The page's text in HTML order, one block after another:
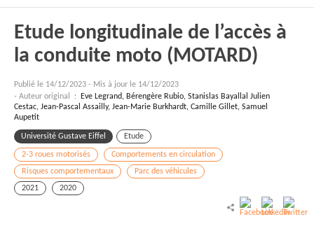
Etude longitudinale de l’accès à
la conduite moto (MOTARD)
Publié le 14/12/2023 - Mis à jour le 14/12/2023
- Auteur original :
Eve Legrand, Bérengère Rubio, Stanislas Bayallal Julien
Cestac, Jean-Pascal Assailly, Jean-Marie Burkhardt, Camille Gillet, Samuel
Aupetit
Université Gustave Eiffel Etude
2-3 roues motorisés
Comportements en circulation
Risques comportementaux
Parc des véhicules
2021
2020